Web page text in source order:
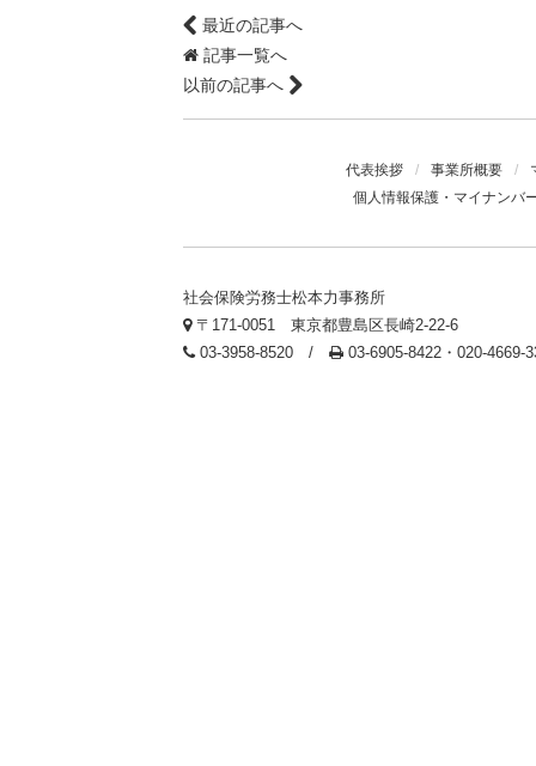
最近の記事へ
記事一覧へ
以前の記事へ
代表挨拶 / 事業所概要 /
個人情報保護・マイナンバ
社会保険労務士松本力事務所
〒171-0051 東京都豊島区長崎2-22-6
03-3958-8520 /
03-6905-8422・020-4669-